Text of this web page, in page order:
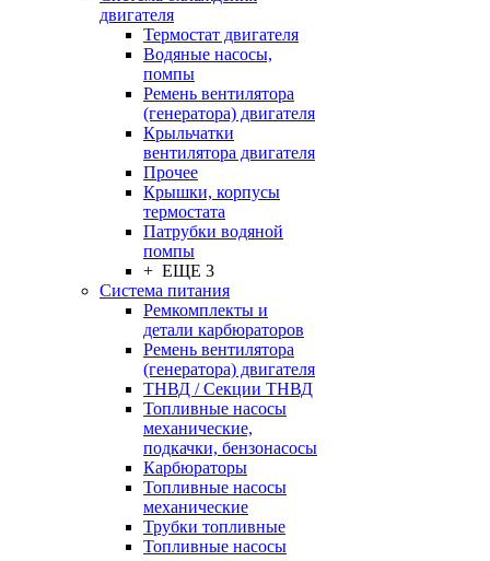
двигателя
Термостат двигателя
Водяные насосы,
помпы
Ремень вентилятора
(генератора) двигателя
Крыльчатки
вентилятора двигателя
Прочее
Крышки, корпусы
термостата
Патрубки водяной
помпы
+ ЕЩЕ 3
Система питания
Ремкомплекты и
детали карбюраторов
Ремень вентилятора
(генератора) двигателя
ТНВД / Секции ТНВД
Топливные насосы
механические,
подкачки, бензонасосы
Карбюраторы
Топливные насосы
механические
Трубки топливные
Топливные насосы